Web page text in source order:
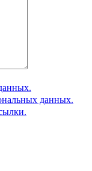
данных.